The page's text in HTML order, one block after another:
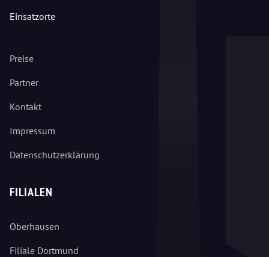
Einsatzorte
Preise
Partner
Kontakt
Impressum
Datenschutzerklärung
FILIALEN
Oberhausen
Filiale Dortmund